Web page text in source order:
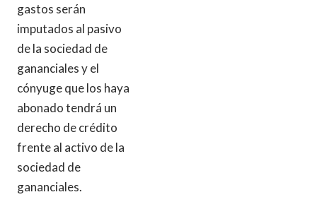
gastos serán
imputados al pasivo
de la sociedad de
gananciales y el
cónyuge que los haya
abonado tendrá un
derecho de crédito
frente al activo de la
sociedad de
gananciales.